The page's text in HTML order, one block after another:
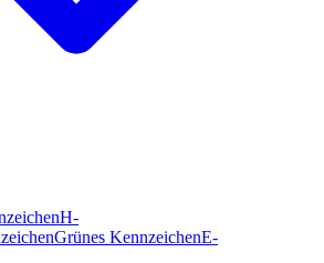
H-
Grünes KennzeichenE-